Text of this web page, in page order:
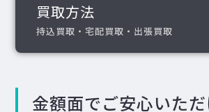
買取方法
持込買取・宅配買取・出張買取
金額面でご安心いた